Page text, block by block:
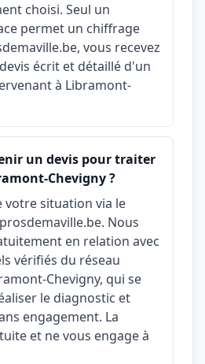
choisi. Seul un
permet un chiffrage
vous recevez
écrit et détaillé d'un
à Libramont-
un devis pour traiter
Chevigny ?
situation via le
Nous
en relation avec
vérifiés du réseau
Chevigny, qui se
le diagnostic et
engagement. La
et ne vous engage à